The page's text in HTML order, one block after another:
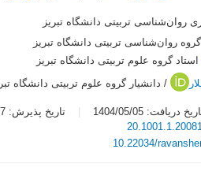
روان‌شناسی تربیتی دانشگاه تبریز
روان‌شناسی تربیتی دانشگاه تبریز
گروه علوم تربیتی دانشگاه تبریز
/ دانشیار گروه علوم تربیتی دانشگاه
دریافت: 1404/05/05 تاریخ پذیرش: 1404/07/27
10.22034/